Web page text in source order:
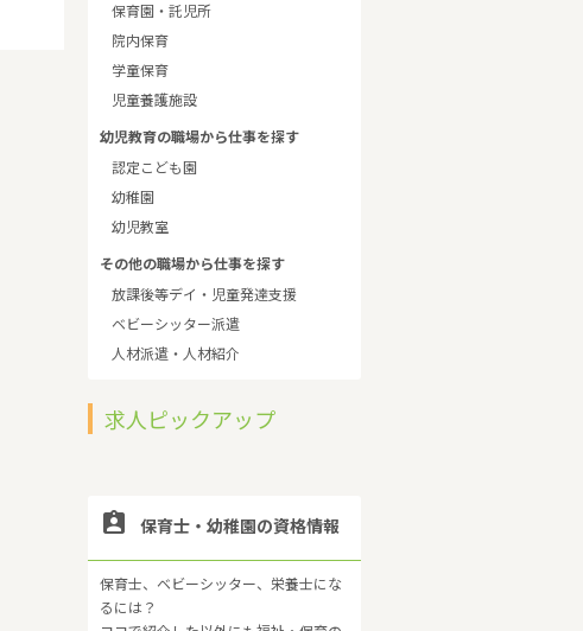
保育園・託児所
院内保育
学童保育
児童養護施設
幼児教育の職場から仕事を探す
認定こども園
幼稚園
幼児教室
その他の職場から仕事を探す
放課後等デイ・児童発達支援
ベビーシッター派遣
人材派遣・人材紹介
求人ピックアップ
 保育士・幼稚園の資格情報
保育士、ベビーシッター、栄養士にな
るには？